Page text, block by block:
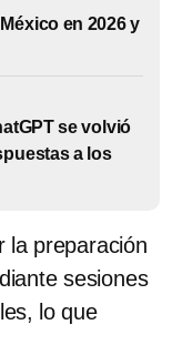
en 2026 y
se volvió
a los
la preparación
sesiones
lo que